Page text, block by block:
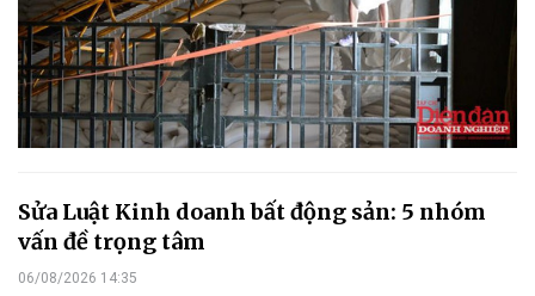
Sửa Luật Kinh doanh bất động sản: 5 nhóm
vấn đề trọng tâm
06/08/2026 14:35